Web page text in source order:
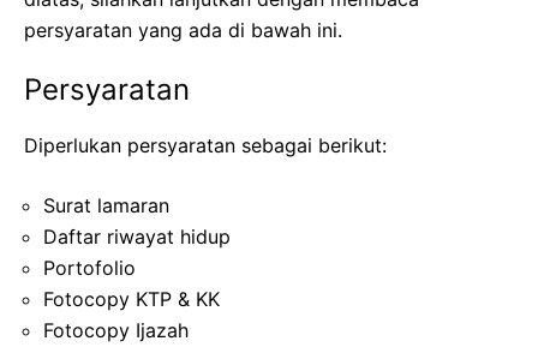
persyaratan yang ada di bawah ini.
Persyaratan
Diperlukan persyaratan sebagai berikut:
Surat lamaran
Daftar riwayat hidup
Portofolio
Fotocopy KTP & KK
Fotocopy Ijazah